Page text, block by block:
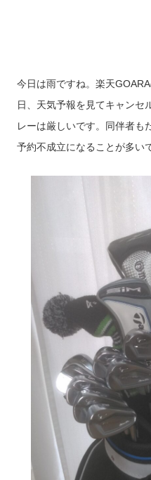
今日は雨ですね。楽天
日、天気予報を見てキャンセ
レーは厳しいです。同伴者も
予約不成立になることが多い